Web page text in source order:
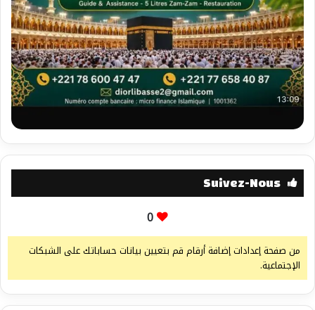
Suivez-Nous
0
من صفحة إعدادات إضافة أرقام قم بتعيين بيانات حساباتك على الشبكات
الإجتماعية.